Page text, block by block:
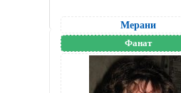
Мерани
Фанат